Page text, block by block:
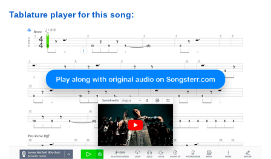
Tablature player for this song: